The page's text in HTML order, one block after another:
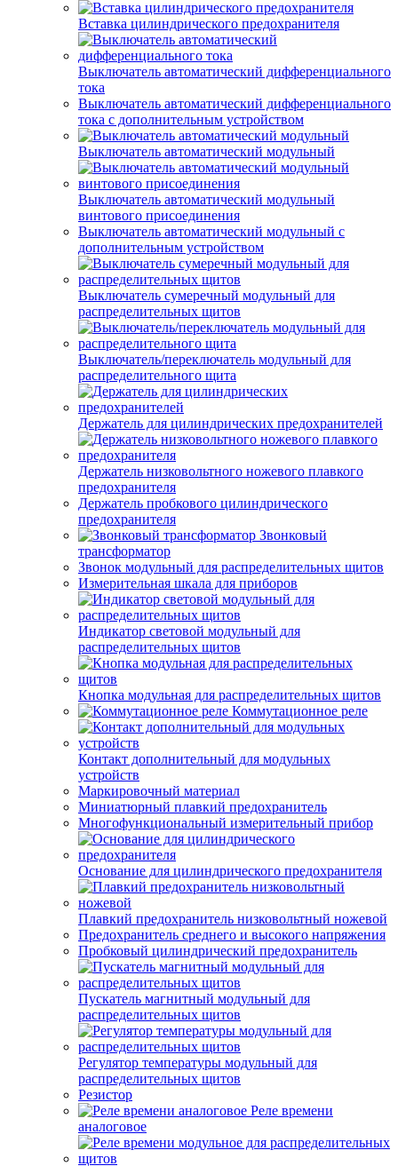
Вставка цилиндрического предохранителя
Выключатель автоматический дифференциального
тока
Выключатель автоматический дифференциального
тока с дополнительным устройством
Выключатель автоматический модульный
Выключатель автоматический модульный
винтового присоединения
Выключатель автоматический модульный с
дополнительным устройством
Выключатель сумеречный модульный для
распределительных щитов
Выключатель/переключатель модульный для
распределительного щита
Держатель для цилиндрических предохранителей
Держатель низковольтного ножевого плавкого
предохранителя
Держатель пробкового цилиндрического
предохранителя
Звонковый
трансформатор
Звонок модульный для распределительных щитов
Измерительная шкала для приборов
Индикатор световой модульный для
распределительных щитов
Кнопка модульная для распределительных щитов
Коммутационное реле
Контакт дополнительный для модульных
устройств
Маркировочный материал
Миниатюрный плавкий предохранитель
Многофункциональный измерительный прибор
Основание для цилиндрического предохранителя
Плавкий предохранитель низковольтный ножевой
Предохранитель среднего и высокого напряжения
Пробковый цилиндрический предохранитель
Пускатель магнитный модульный для
распределительных щитов
Регулятор температуры модульный для
распределительных щитов
Резистор
Реле времени
аналоговое